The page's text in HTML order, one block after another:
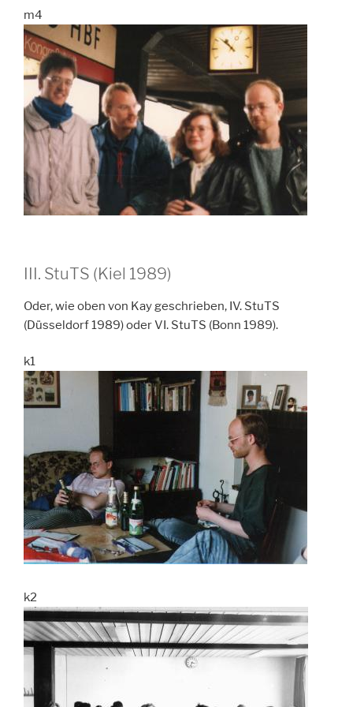
m4
III. StuTS (Kiel 1989)
Oder, wie oben von Kay geschrieben, IV. StuTS
(Düsseldorf 1989) oder VI. StuTS (Bonn 1989).
k1
k2